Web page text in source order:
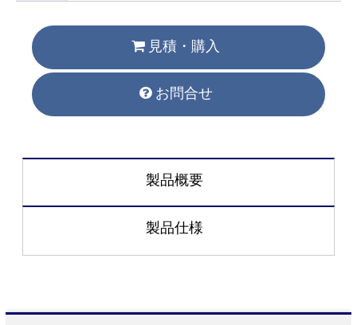
見積・購入
お問合せ
製品概要
製品仕様